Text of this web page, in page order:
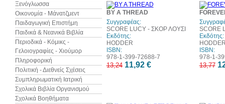
Ξενόγλωσσα
Οικονομία - Μάνατζμεντ
Παιδαγωγική Επιστήμη
Παιδικά & Νεανικά Βιβλία
Περιοδικά - Κόμικς -
Γελοιογραφίες - Χιούμορ
Πληροφορική
Πολιτική - Διεθνείς Σχέσεις
Συμπληρωματική Ιατρική
Σχολικά Βιβλία Οργανισμού
Σχολικά Βοηθήματα
BY A THREAD
Συγγραφέας:
SCORE LUCY - ΣΚΟΡ ΛΟΥΣΙ
Εκδότης:
HODDER
ISBN:
978-1-399-72688-7
13,24 11,92 €
SCORE
Εκδότης:
ISBN:
978-1-
13,77